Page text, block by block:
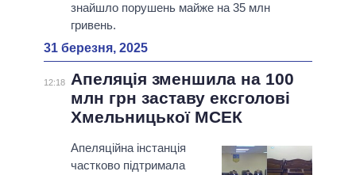
знайшло порушень майже на 35 млн
гривень.
31 березня, 2025
12:18
Апеляція зменшила на 100
млн грн заставу ексголові
Хмельницької МСЕК
Апеляційна інстанція
частково підтримала